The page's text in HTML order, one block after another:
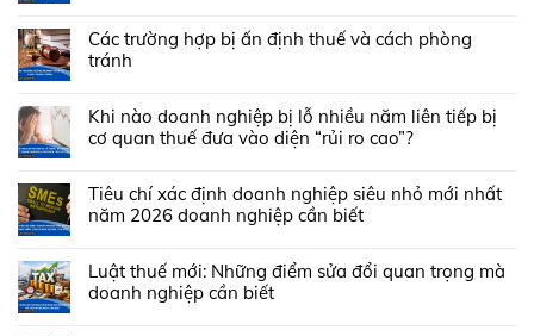
Các trường hợp bị ấn định thuế và cách phòng
tránh
Khi nào doanh nghiệp bị lỗ nhiều năm liên tiếp bị
cơ quan thuế đưa vào diện “rủi ro cao”?
Tiêu chí xác định doanh nghiệp siêu nhỏ mới nhất
năm 2026 doanh nghiệp cần biết
Luật thuế mới: Những điểm sửa đổi quan trọng mà
doanh nghiệp cần biết